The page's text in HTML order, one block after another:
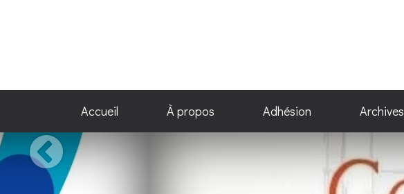
Accueil À propos Adhésion Archives